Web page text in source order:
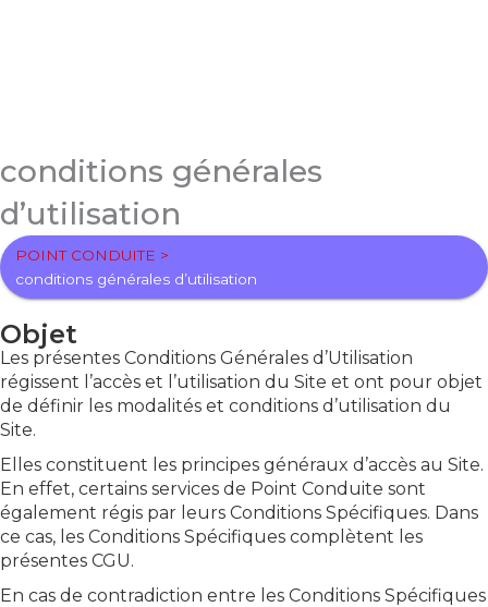
conditions générales
d’utilisation
POINT CONDUITE >
conditions générales d’utilisation
Objet
Les présentes Conditions Générales d’Utilisation
régissent l’accès et l’utilisation du Site et ont pour objet
de définir les modalités et conditions d’utilisation du
Site.
Elles constituent les principes généraux d’accès au Site.
En effet, certains services de Point Conduite sont
également régis par leurs Conditions Spécifiques. Dans
ce cas, les Conditions Spécifiques complètent les
présentes CGU.
En cas de contradiction entre les Conditions Spécifiques